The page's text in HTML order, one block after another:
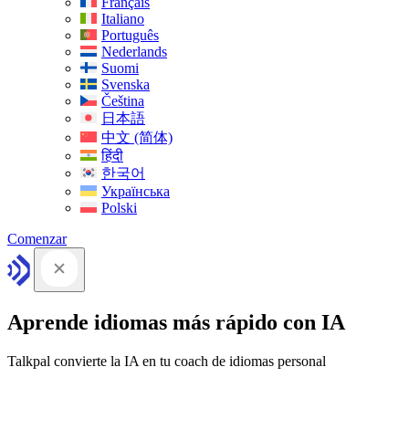
Italiano
Português
Nederlands
Suomi
Svenska
Čeština
日本語
中文 (简体)
हिंदी
한국어
Українська
Polski
Comenzar
Aprende idiomas más rápido con IA
Talkpal convierte la IA en tu coach de idiomas personal